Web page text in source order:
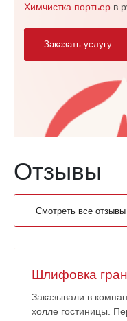
Химчистка портьер в
Заказать услугу
Отзывы
Смотреть все отзывы
Шлифовка
Заказывали в
холле гостиницы.